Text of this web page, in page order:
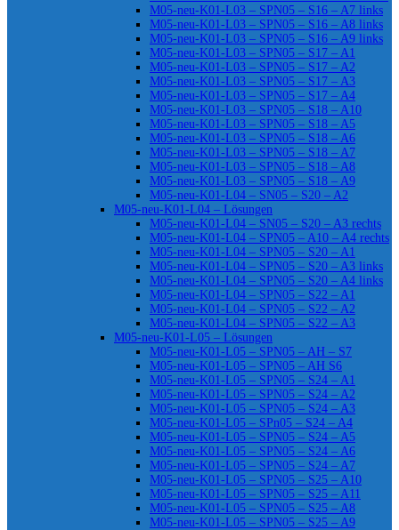
M05-neu-K01-L03 – SPN05 – S16 – A7 links
M05-neu-K01-L03 – SPN05 – S16 – A8 links
M05-neu-K01-L03 – SPN05 – S16 – A9 links
M05-neu-K01-L03 – SPN05 – S17 – A1
M05-neu-K01-L03 – SPN05 – S17 – A2
M05-neu-K01-L03 – SPN05 – S17 – A3
M05-neu-K01-L03 – SPN05 – S17 – A4
M05-neu-K01-L03 – SPN05 – S18 – A10
M05-neu-K01-L03 – SPN05 – S18 – A5
M05-neu-K01-L03 – SPN05 – S18 – A6
M05-neu-K01-L03 – SPN05 – S18 – A7
M05-neu-K01-L03 – SPN05 – S18 – A8
M05-neu-K01-L03 – SPN05 – S18 – A9
M05-neu-K01-L04 – SN05 – S20 – A2
M05-neu-K01-L04 – Lösungen
M05-neu-K01-L04 – SN05 – S20 – A3 rechts
M05-neu-K01-L04 – SPN05 – A10 – A4 rechts
M05-neu-K01-L04 – SPN05 – S20 – A1
M05-neu-K01-L04 – SPN05 – S20 – A3 links
M05-neu-K01-L04 – SPN05 – S20 – A4 links
M05-neu-K01-L04 – SPN05 – S22 – A1
M05-neu-K01-L04 – SPN05 – S22 – A2
M05-neu-K01-L04 – SPN05 – S22 – A3
M05-neu-K01-L05 – Lösungen
M05-neu-K01-L05 – SPN05 – AH – S7
M05-neu-K01-L05 – SPN05 – AH S6
M05-neu-K01-L05 – SPN05 – S24 – A1
M05-neu-K01-L05 – SPN05 – S24 – A2
M05-neu-K01-L05 – SPN05 – S24 – A3
M05-neu-K01-L05 – SPn05 – S24 – A4
M05-neu-K01-L05 – SPN05 – S24 – A5
M05-neu-K01-L05 – SPN05 – S24 – A6
M05-neu-K01-L05 – SPN05 – S24 – A7
M05-neu-K01-L05 – SPN05 – S25 – A10
M05-neu-K01-L05 – SPN05 – S25 – A11
M05-neu-K01-L05 – SPN05 – S25 – A8
M05-neu-K01-L05 – SPN05 – S25 – A9